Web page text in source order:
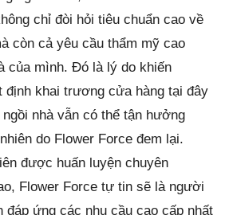
chỉ đòi hỏi tiêu chuẩn cao về
còn cả yêu cầu thẩm mỹ cao
của mình. Đó là lý do khiến
định khai trương cửa hàng tại đây
nhà vẫn có thể tận hưởng
do Flower Force đem lại.
được huấn luyện chuyên
Flower Force tự tin sẽ là người
đáp ứng các nhu cầu cao cấp nhất